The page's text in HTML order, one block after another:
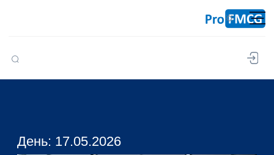
Перейти к содержанию
День: 17.05.2026